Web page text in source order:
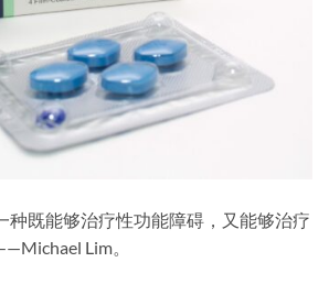
种既能够治疗性功能障碍，又能够治疗
Lim。